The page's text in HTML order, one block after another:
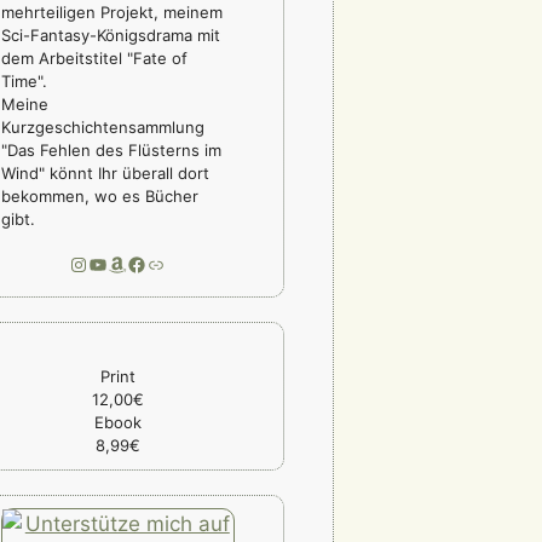
mehrteiligen Projekt, meinem
Sci-Fantasy-Königsdrama mit
dem Arbeitstitel "Fate of
Time".
Meine
Kurzgeschichtensammlung
"Das Fehlen des Flüsterns im
Wind" könnt Ihr überall dort
bekommen, wo es Bücher
gibt.
Instagram
YouTube
Amazon
Facebook
Link
Print
12,00€
Ebook
8,99€